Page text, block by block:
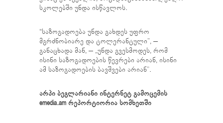
სკოლებში უნდა ისწავლოს.
“საზოგადოება უნდა გახდეს უფრო
მგრძნობიარე და ტოლერანტული”, –
განაცხადა მან, – „უნდა გვესმოდეს, რომ
ისინი საზოგადოების წევრები არიან, ისინი
ამ საზოგადოების ბავშვები არიან”.
არპი ბეგლარიანი ინტერნეტ გამოცემის
emedia.am რეპორტიორია სომხეთში